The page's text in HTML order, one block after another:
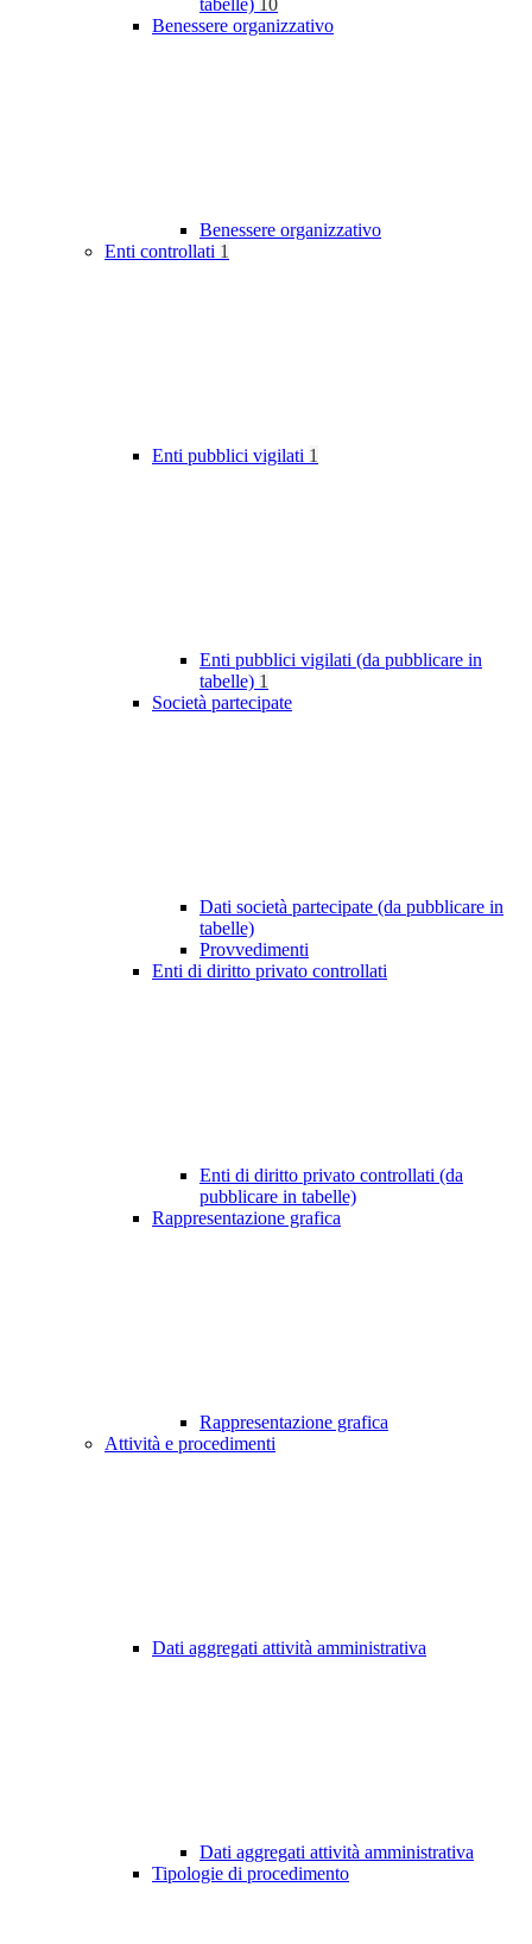
tabelle)
10
Benessere organizzativo
Benessere organizzativo
Enti controllati 1
Enti pubblici vigilati 1
Enti pubblici vigilati (da pubblicare in
tabelle) 1
Società partecipate
Dati società partecipate (da pubblicare in
tabelle)
Provvedimenti
Enti di diritto privato controllati
Enti di diritto privato controllati (da
pubblicare in tabelle)
Rappresentazione grafica
Rappresentazione grafica
Attività e procedimenti
Dati aggregati attività amministrativa
Dati aggregati attività amministrativa
Tipologie di procedimento